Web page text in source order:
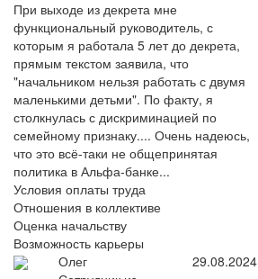
При выходе из декрета мне
функциональный руководитель, с
которым я работала 5 лет до декрета,
прямым текстом заявила, что
"начальником нельзя работать с двумя
маленькими детьми". По факту, я
столкнулась с дискриминацией по
семейному признаку.... Очень надеюсь,
что это всё-таки не общепринятая
политика в Альфа-банке...
Условия оплаты труда
Отношения в коллективе
Оценка начальству
Возможность карьеры
Олег
29.08.2024